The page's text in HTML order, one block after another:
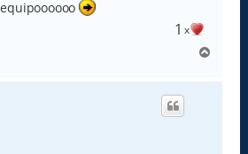
1 x
r